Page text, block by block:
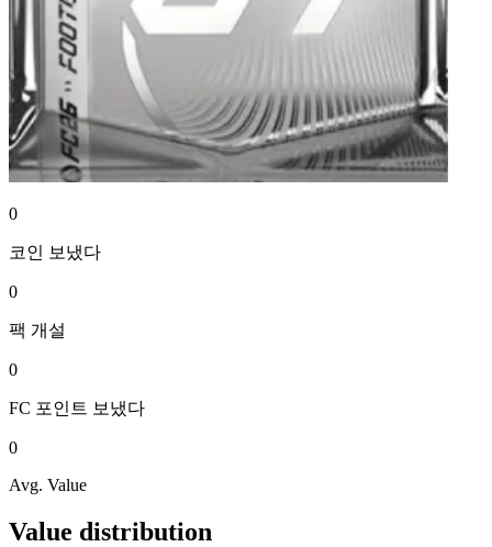
0
코인 보냈다
0
팩 개설
0
FC 포인트 보냈다
0
Avg. Value
Value distribution